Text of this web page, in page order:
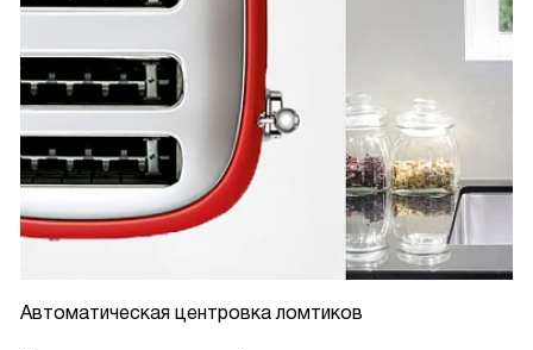
Автоматическая центровка ломтиков